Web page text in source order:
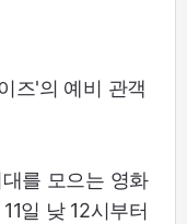
즈'의 예비 관객
를 모으는 영화
일 낮 12시부터